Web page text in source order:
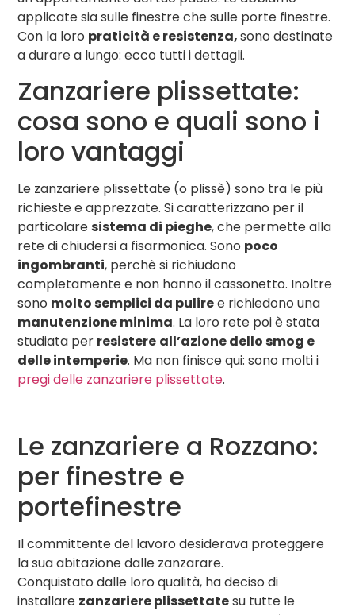
applicate sia sulle finestre che sulle porte finestre.
Con la loro praticità e resistenza,sono destinate
a durare a lungo: ecco tutti i dettagli.
Zanzariere plissettate:
cosa sono e quali sono i
loro vantaggi
Le zanzariere plissettate (o plissè) sono tra le più
richieste e apprezzate. Si caratterizzano per il
particolaresistema di pieghe, che permette alla
rete di chiudersi a fisarmonica. Sono poco
ingombranti, perchè si richiudono
completamente e non hanno il cassonetto. Inoltre
sono molto semplici da puliree richiedono una
manutenzione minima. La loro rete poi è stata
studiata per resistere all’azione dello smog e
delle intemperie. Ma non finisce qui: sono molti i
pregi delle zanzariere plissettate.
Le zanzariere a Rozzano:
per finestre e
portefinestre
Il committente del lavoro desiderava proteggere
la sua abitazione dalle zanzarare.
Conquistato dalle loro qualità, ha deciso di
installare zanzariere plissettatesu tutte le